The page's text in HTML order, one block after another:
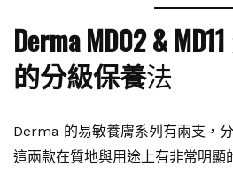
Derma MD02 &
的分級保養法
Derma 的易敏養膚系列有兩支，
這兩款在質地與用途上有非常明顯